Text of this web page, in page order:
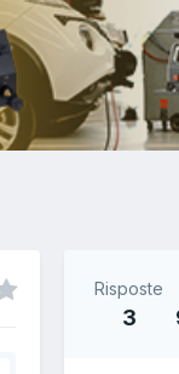
Risposte
3